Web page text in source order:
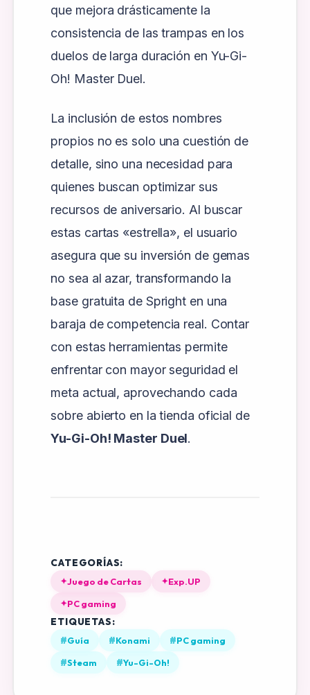
que mejora drásticamente la
consistencia de las trampas en los
duelos de larga duración en Yu-Gi-
Oh! Master Duel.
La inclusión de estos nombres
propios no es solo una cuestión de
detalle, sino una necesidad para
quienes buscan optimizar sus
recursos de aniversario. Al buscar
estas cartas «estrella», el usuario
asegura que su inversión de gemas
no sea al azar, transformando la
base gratuita de Spright en una
baraja de competencia real. Contar
con estas herramientas permite
enfrentar con mayor seguridad el
meta actual, aprovechando cada
sobre abierto en la tienda oficial de
Yu-Gi-Oh! Master Duel.
CATEGORÍAS:
✦Juego de Cartas ✦Exp.UP
✦PC gaming
ETIQUETAS:
#Guía #Konami #PC gaming
#Steam #Yu-Gi-Oh!